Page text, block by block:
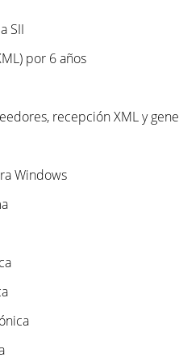
SII
por 6 años
recepción XML y
Windows